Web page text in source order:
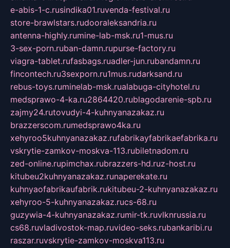
e-abis-1-c.rusindika01.ruvenda-festival.ru
store-brawlstars.rudooraleksandria.ru
antenna-highly.rumine-lab-msk.ru1-mus.ru
3-sex-porn.ruban-damn.rupurse-factory.ru
viagra-tablet.rufasbags.ruadler-jun.rubandamn.ru
fincontech.ru3sexporn.ru1mus.rudarksand.ru
rebus-toys.ruminelab-msk.rualabuga-cityhotel.ru
medsprawo-4-ka.ru2864420.rublagodarenie-spb.ru
zajmy24.rutovudyi-4-kuhnyanazakaz.ru
brazzerscom.rumedsprawo4ka.ru
xehyroo5kuhnyanazakaz.rufabrikayfabrikaefabrika.ru
vskrytie-zamkov-moskva-113.rubiletnadom.ru
zed-online.rupimchax.rubrazzers-hd.ruz-host.ru
kitubeu2kuhnyanazakaz.runaperekate.ru
kuhnyaofabrikaufabrik.rukitubeu-2-kuhnyanazakaz.ru
xehyroo-5-kuhnyanazakaz.rucs-68.ru
guzywia-4-kuhnyanazakaz.rumir-tk.ruvlknrussia.ru
cs68.ruvladivostok-map.ruvideo-seks.rubankaribi.ru
raszar.ruvskrytie-zamkov-moskva113.ru